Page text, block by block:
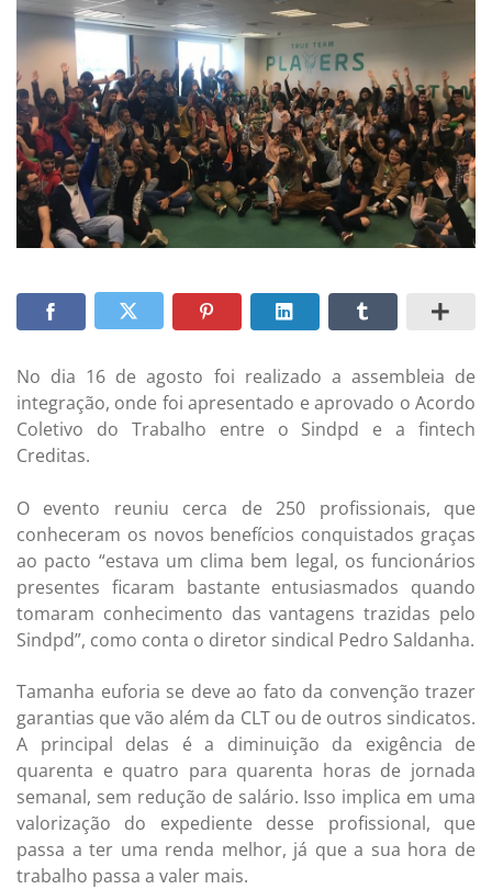
No dia 16 de agosto foi realizado a assembleia de
integração, onde foi apresentado e aprovado o Acordo
Coletivo do Trabalho entre o Sindpd e a fintech
Creditas.
O evento reuniu cerca de 250 profissionais, que
conheceram os novos benefícios conquistados graças
ao pacto “estava um clima bem legal, os funcionários
presentes ficaram bastante entusiasmados quando
tomaram conhecimento das vantagens trazidas pelo
Sindpd”, como conta o diretor sindical Pedro Saldanha.
Tamanha euforia se deve ao fato da convenção trazer
garantias que vão além da CLT ou de outros sindicatos.
A principal delas é a diminuição da exigência de
quarenta e quatro para quarenta horas de jornada
semanal, sem redução de salário. Isso implica em uma
valorização do expediente desse profissional, que
passa a ter uma renda melhor, já que a sua hora de
trabalho passa a valer mais.